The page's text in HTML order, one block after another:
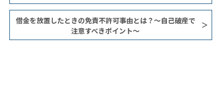
借金を放置したときの免責不許可事由とは？〜自己破産で
注意すべきポイント〜